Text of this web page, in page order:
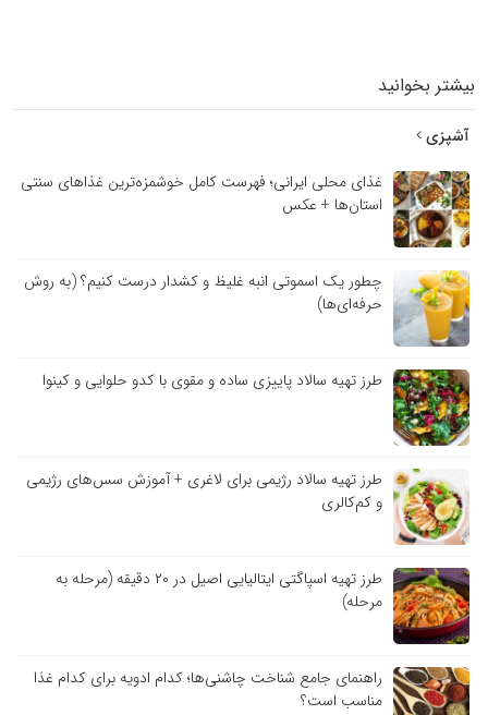
بیشتر بخوانید
آشپزی
غذای محلی ایرانی؛ فهرست کامل خوشمزه‌ترین غذاهای سنتی
استان‌ها + عکس
چطور یک اسموتی انبه غلیظ و کشدار درست کنیم؟ (به روش
حرفه‌ای‌ها)
طرز تهیه سالاد پاییزی ساده و مقوی با کدو حلوایی و کینوا
طرز تهیه سالاد رژیمی برای لاغری + آموزش سس‌های رژیمی
و کم‌کالری
طرز تهیه اسپاگتی ایتالیایی اصیل در ۲۰ دقیقه (مرحله به
مرحله)
راهنمای جامع شناخت چاشنی‌ها؛ کدام ادویه برای کدام غذا
مناسب است؟